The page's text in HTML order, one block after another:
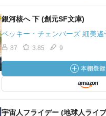
銀河核へ 下 (創元SF文庫)
ベッキー・チェンバーズ 細美遙
87 3.85 9
宇宙人フライデー (地球人ライ